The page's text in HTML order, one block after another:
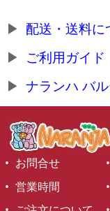
配送・送料に
ご利用ガイド
ナランハ バ
お問合せ
営業時間